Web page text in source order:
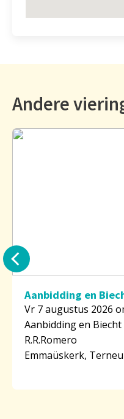
Andere
Aanbidding en
Vr 7 augustus 2026
Aanbidding en Biecht
R.R.Romero
Emmaüskerk,